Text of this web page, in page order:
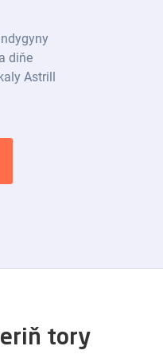
diňe
Astrill
tory